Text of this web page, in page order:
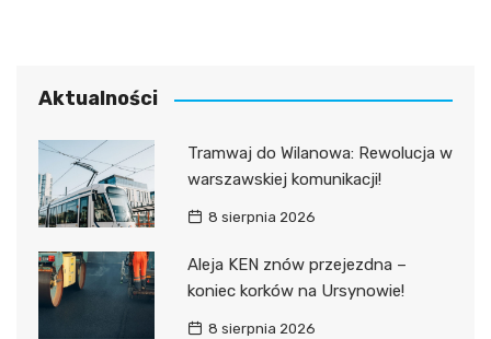
Aktualności
Tramwaj do Wilanowa: Rewolucja w
warszawskiej komunikacji!
8 sierpnia 2026
Aleja KEN znów przejezdna –
koniec korków na Ursynowie!
8 sierpnia 2026